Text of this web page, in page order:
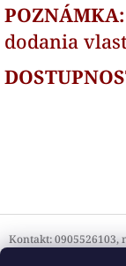
POZNÁMKA:
dodania
áKontakt: 0905526103,